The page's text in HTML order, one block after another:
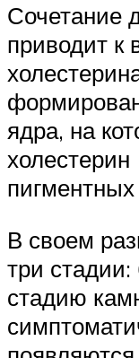
Сочетание
приводит к
ядра, на
В своем
три
стадию